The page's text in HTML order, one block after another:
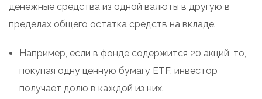
денежные средства из одной валюты в другую в
пределах общего остатка средств на вкладе.
Например, если в фонде содержится 20 акций, то,
покупая одну ценную бумагу ETF, инвестор
получает долю в каждой из них.